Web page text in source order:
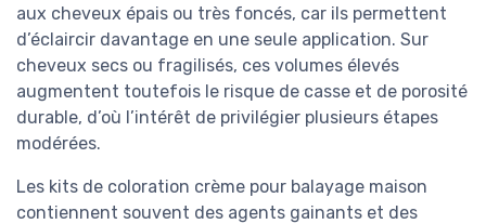
aux cheveux épais ou très foncés, car ils permettent
d’éclaircir davantage en une seule application. Sur
cheveux secs ou fragilisés, ces volumes élevés
augmentent toutefois le risque de casse et de porosité
durable, d’où l’intérêt de privilégier plusieurs étapes
modérées.
Les kits de coloration crème pour balayage maison
contiennent souvent des agents gainants et des